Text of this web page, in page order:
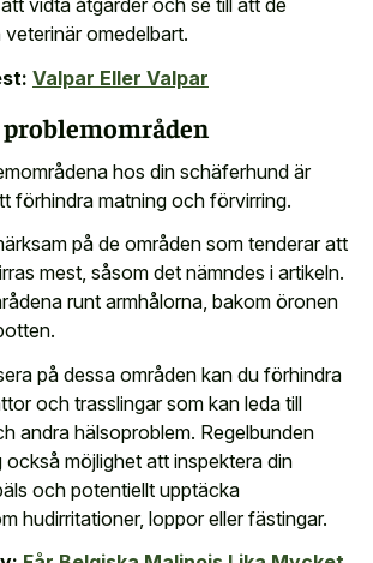
vidta åtgärder och se till att de
omedelbart.
Valpar Eller Valpar
problemområden
hos din schäferhund är
förhindra matning och förvirring.
på de områden som tenderar att
mest, såsom det nämndes i artikeln.
runt armhålorna, bakom öronen
på dessa områden kan du förhindra
och trasslingar som kan leda till
andra hälsoproblem. Regelbunden
också möjlighet att inspektera din
och potentiellt upptäcka
hudirritationer, loppor eller fästingar.